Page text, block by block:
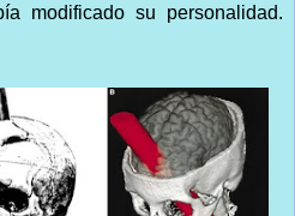
modificado su personalidad.